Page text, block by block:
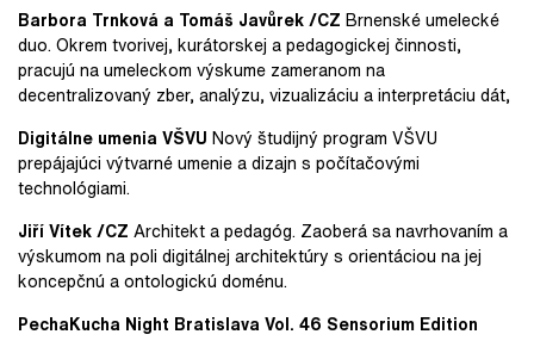
Barbora Trnková a Tomáš Javůrek /CZ Brnenské umelecké
duo. Okrem tvorivej, kurátorskej a pedagogickej činnosti,
pracujú na umeleckom výskume zameranom na
decentralizovaný zber, analýzu, vizualizáciu a interpretáciu dát,
Digitálne umenia VŠVU Nový študijný program VŠVU
prepájajúci výtvarné umenie a dizajn s počítačovými
technológiami.
Jiří Vítek /CZ Architekt a pedagóg. Zaoberá sa navrhovaním a
výskumom na poli digitálnej architektúry s orientáciou na jej
koncepčnú a ontologickú doménu.
PechaKucha Night Bratislava Vol. 46 Sensorium Edition